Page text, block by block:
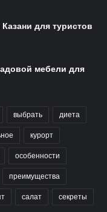
для туристов
мебели для
выбрать диета
курорт
особенности
преимущества
салат секреты